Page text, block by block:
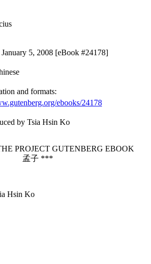
January 5, 2008 [eBook #24178]
and formats:
ebooks/24178
by Tsia Hsin Ko
PROJECT GUTENBERG EBOOK
孟子 ***
Hsin Ko